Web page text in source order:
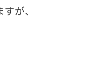
が、